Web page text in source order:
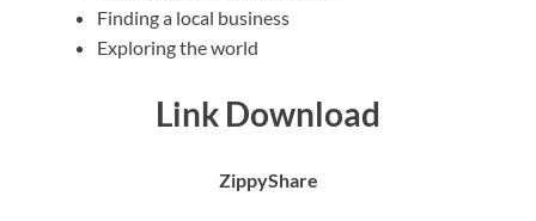
Finding a local business
Exploring the world
Link Download
ZippyShare